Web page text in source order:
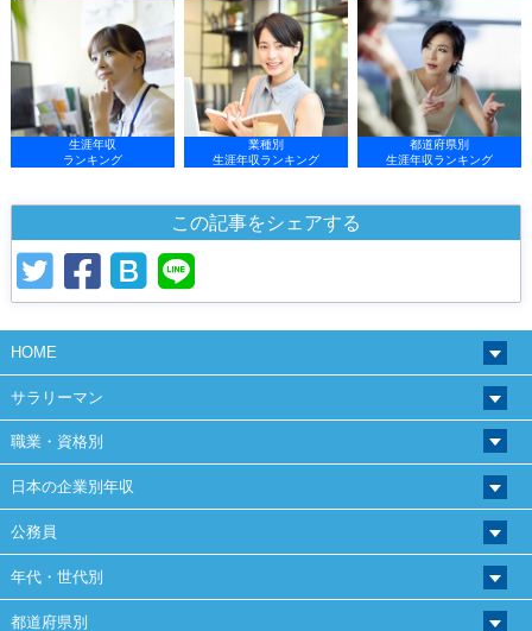
生涯年収
ランキング
業種別
生涯年収ランキング
都道府県別
生涯年収ランキング
この記事をシェアする
HOME
サラリーマン
職業・資格別
日本の企業別年収
公務員
年代・世代別
都道府県別